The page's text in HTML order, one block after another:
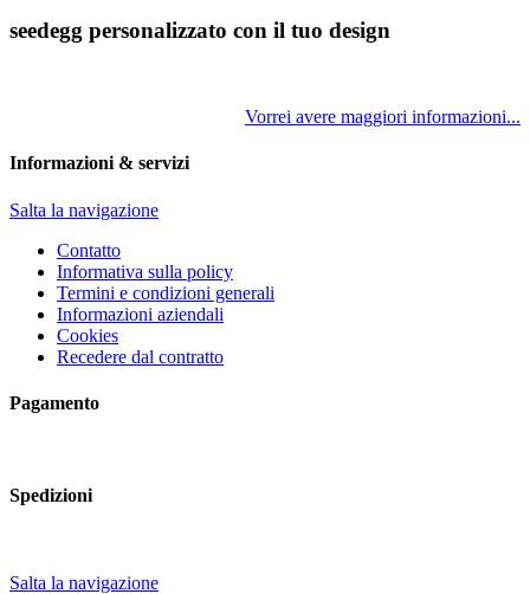
seedegg personalizzato con il tuo design
Vorrei avere maggiori informazioni...
Informazioni & servizi
Salta la navigazione
Contatto
Informativa sulla policy
Termini e condizioni generali
Informazioni aziendali
Cookies
Recedere dal contratto
Pagamento
Spedizioni
Salta la navigazione